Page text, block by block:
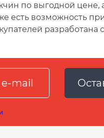
по выгодной цене,
есть возможность
разработана